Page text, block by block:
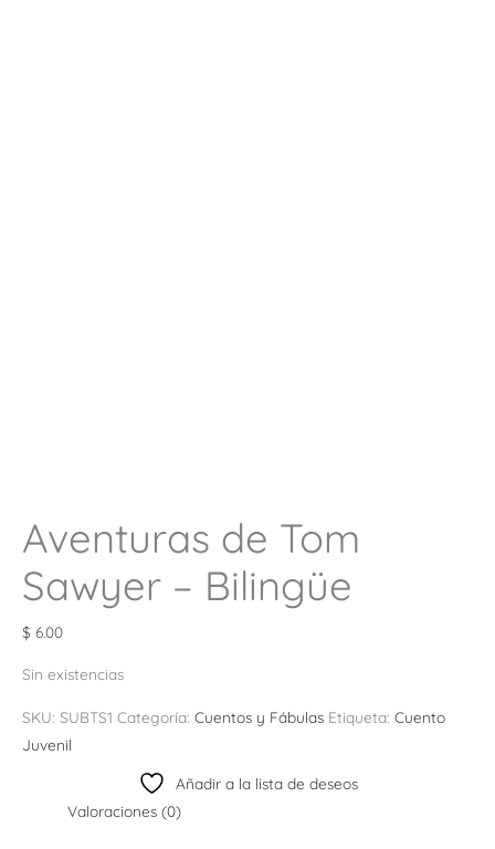
Aventuras de Tom
Sawyer – Bilingüe
$ 6.00
Sin existencias
SKU: SUBTS1 Categoría: Cuentos y Fábulas Etiqueta: Cuento
Juvenil
Añadir a la lista de deseos
Valoraciones (0)